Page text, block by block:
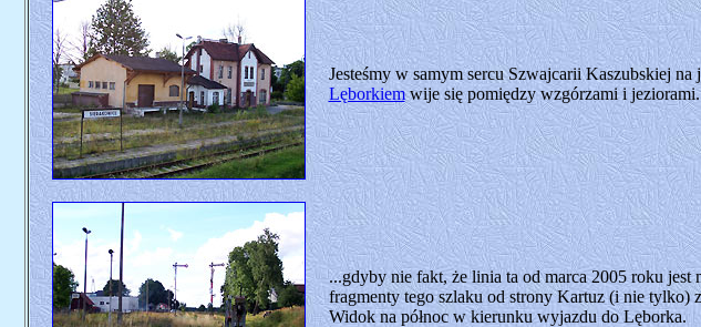
Jesteśmy w samym sercu Szwajcarii Kaszubskiej
Lęborkiemwije się pomiędzy wzgórzami i
...gdyby nie fakt, że linia ta od marca 2005 roku jest
fragmenty tego szlaku od strony Kartuz (i nie tylko)
Widok na północ w kierunku wyjazdu do Lęborka.